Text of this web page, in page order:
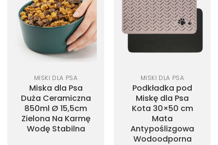
Dodaj
do
listy
życzeń
MISKI DLA PSA
Miska dla Psa
Duża Ceramiczna
850ml Ø 15,5cm
Zielona Na Karmę
Wodę Stabilna
Dodaj
do
listy
życzeń
MISKI DLA PSA
Podkładka pod
Miskę dla Psa
Kota 30×50 cm
Mata
Antypoślizgowa
Wodoodporna